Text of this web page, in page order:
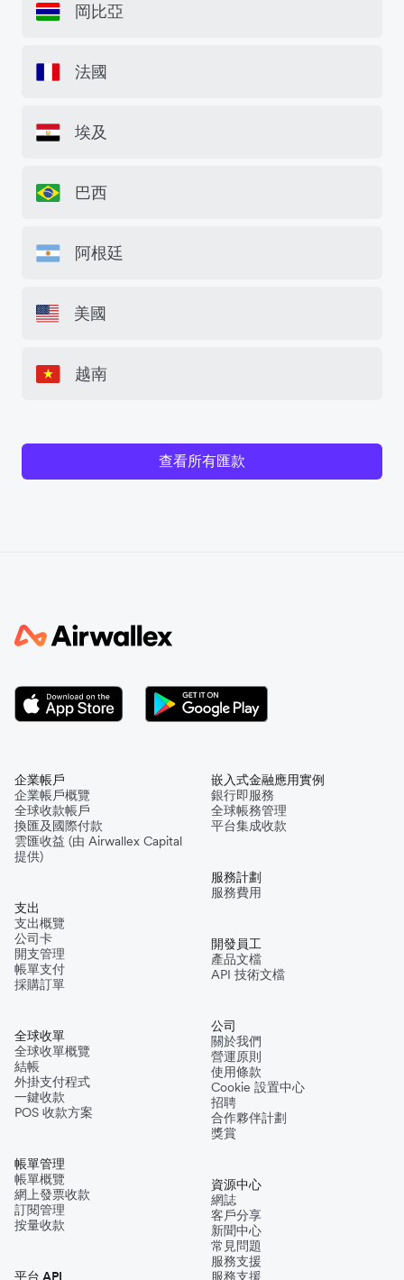
岡比亞
法國
埃及
巴西
阿根廷
美國
越南
查看所有匯款
企業帳戶
企業帳戶概覽
全球收款帳戶
換匯及國際付款
雲匯收益 (由 Airwallex Capital
提供)
支出
支出概覽
公司卡
開支管理
帳單支付
採購訂單
全球收單
全球收單概覽
結帳
外掛支付程式
一鍵收款
POS 收款方案
帳單管理
帳單概覽
網上發票收款
訂閱管理
按量收款
嵌入式金融應用實例
銀行即服務
全球帳務管理
平台集成收款
服務計劃
服務費用
開發員工
產品文檔
API 技術文檔
公司
關於我們
營運原則
使用條款
Cookie 設置中心
招聘
合作夥伴計劃
獎賞
資源中心
網誌
客戶分享
新聞中心
常見問題
服務支援